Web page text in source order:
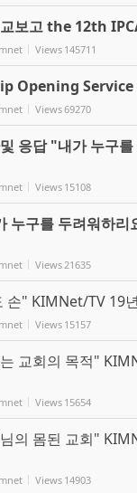
보고 the 12th
Views 145711
Opening
Views69270
응답 "내가 누구
Views 15108
누구를 두려워하리
Views21635
손" KIMNet/TV 19
Views 15157
교회의 목적"
Views 15654
의 몸된 교회"
Views 14903